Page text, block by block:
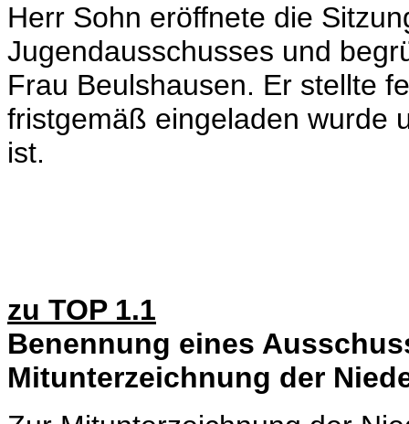
Herr Sohn eröffnete die
Jugendausschusses und
Frau Beulshausen. Er stellte
fristgemäß eingeladen wurde
ist.
zu TOP 1.1
Benennung eines
Mitunterzeichnung der